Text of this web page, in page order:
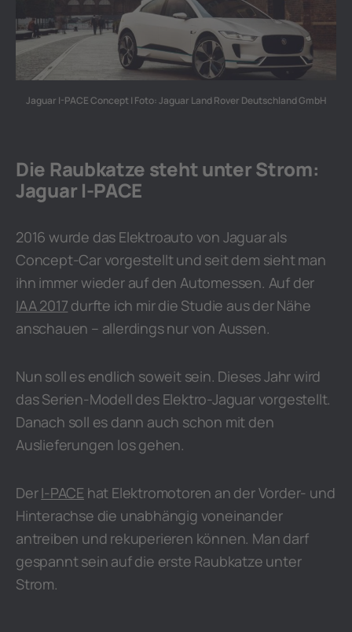
Jaguar I-PACE Concept | Foto: Jaguar Land Rover Deutschland GmbH
Die Raubkatze steht unter Strom:
Jaguar I-PACE
2016 wurde das Elektroauto von Jaguar als
Concept-Car vorgestellt und seit dem sieht man
ihn immer wieder auf den Automessen. Auf der
IAA 2017 durfte ich mir die Studie aus der Nähe
anschauen – allerdings nur von Aussen.
Nun soll es endlich soweit sein. Dieses Jahr wird
das Serien-Modell des Elektro-Jaguar vorgestellt.
Danach soll es dann auch schon mit den
Auslieferungen los gehen.
DerI-PACE hat Elektromotoren an der Vorder- und
Hinterachse die unabhängig voneinander
antreiben und rekuperieren können. Man darf
gespannt sein auf die erste Raubkatze unter
Strom.